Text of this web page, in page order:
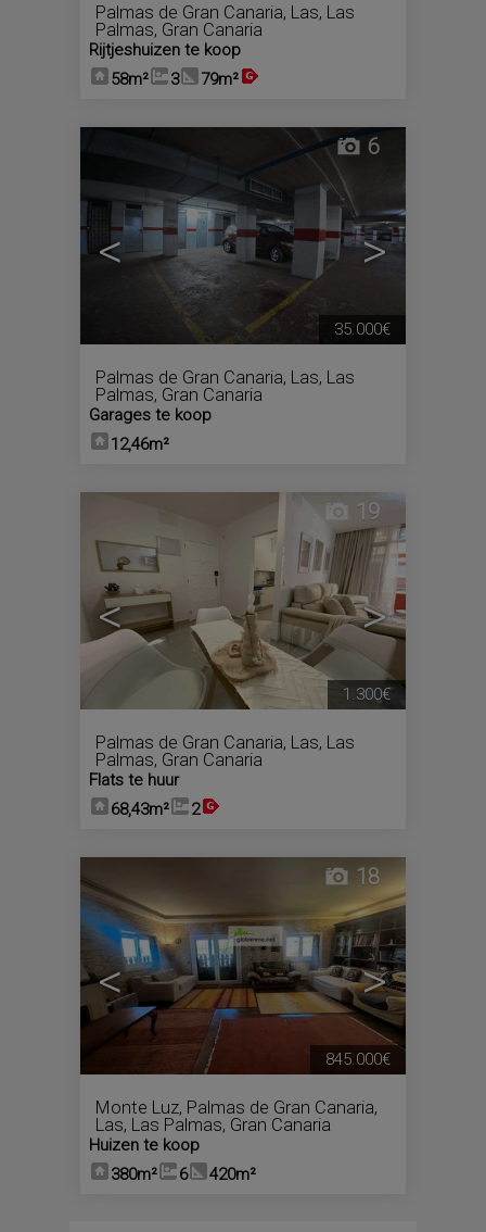
Palmas de Gran Canaria, Las, Las
Palmas, Gran Canaria
Rijtjeshuizen te koop
58m²
3 79m²
< >
6
Palmas de Gran Canaria, Las, Las
Palmas, Gran Canaria
Garages te koop
12,46m²
35.000€
< >
19
Palmas de Gran Canaria, Las, Las
Palmas, Gran Canaria
Flats te huur
68,43m²
2
1.300€
< >
18
Monte Luz, Palmas de Gran Canaria,
Las, Las Palmas, Gran Canaria
Huizen te koop
380m²
6 420m²
845.000€